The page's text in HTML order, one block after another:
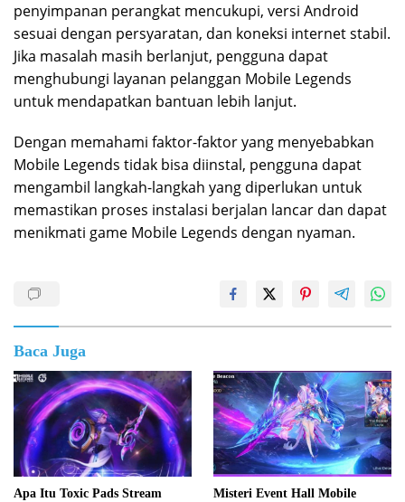
penyimpanan perangkat mencukupi, versi Android
sesuai dengan persyaratan, dan koneksi internet stabil.
Jika masalah masih berlanjut, pengguna dapat
menghubungi layanan pelanggan Mobile Legends
untuk mendapatkan bantuan lebih lanjut.
Dengan memahami faktor-faktor yang menyebabkan
Mobile Legends tidak bisa diinstal, pengguna dapat
mengambil langkah-langkah yang diperlukan untuk
memastikan proses instalasi berjalan lancar dan dapat
menikmati game Mobile Legends dengan nyaman.
Baca Juga
Apa Itu Toxic Pads Stream
Misteri Event Hall Mobile